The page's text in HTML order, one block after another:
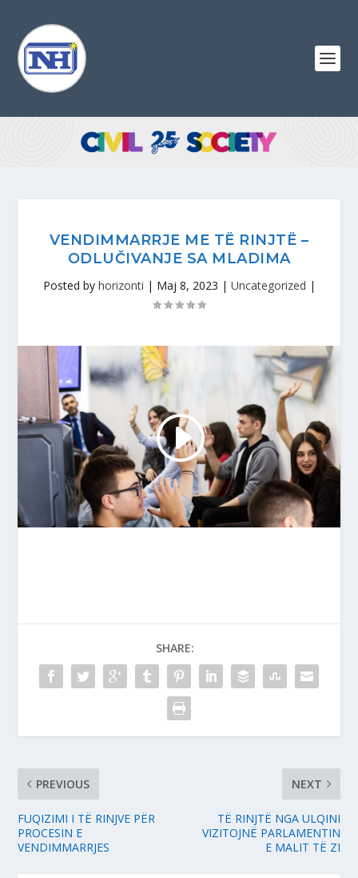
VENDIMMARRJE ME TË RINJTË –
ODLUČIVANJE SA MLADIMA
Posted by horizonti | Maj 8, 2023 | Uncategorized |
SHARE:
PREVIOUS
FUQIZIMI I TË RINJVE PËR
PROCESIN E
VENDIMMARRJES
NEXT
TË RINJTË NGA ULQINI
VIZITOJNË PARLAMENTIN
E MALIT TË ZI